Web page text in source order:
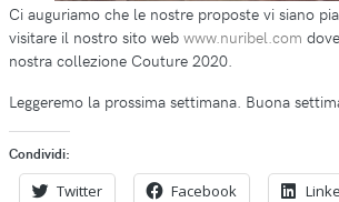
Ci auguriamo che le nostre proposte vi siano
visitare il nostro sito web www.nuribel.com
nostra collezione Couture 2020.
Leggeremo la prossima settimana. Buona
Condividi:
Twitter Facebook